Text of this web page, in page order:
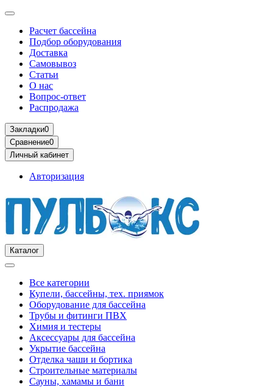
Расчет бассейна
Подбор оборудования
Доставка
Самовывоз
Статьи
О нас
Вопрос-ответ
Распродажа
Закладки0
Сравнение0
Личный кабинет
Авторизация
Каталог
Все категории
Купели, бассейны, тех. приямок
Оборудование для бассейна
Трубы и фитинги ПВХ
Химия и тестеры
Аксессуары для бассейна
Укрытие бассейна
Отделка чаши и бортика
Строительные материалы
Сауны, хамамы и бани